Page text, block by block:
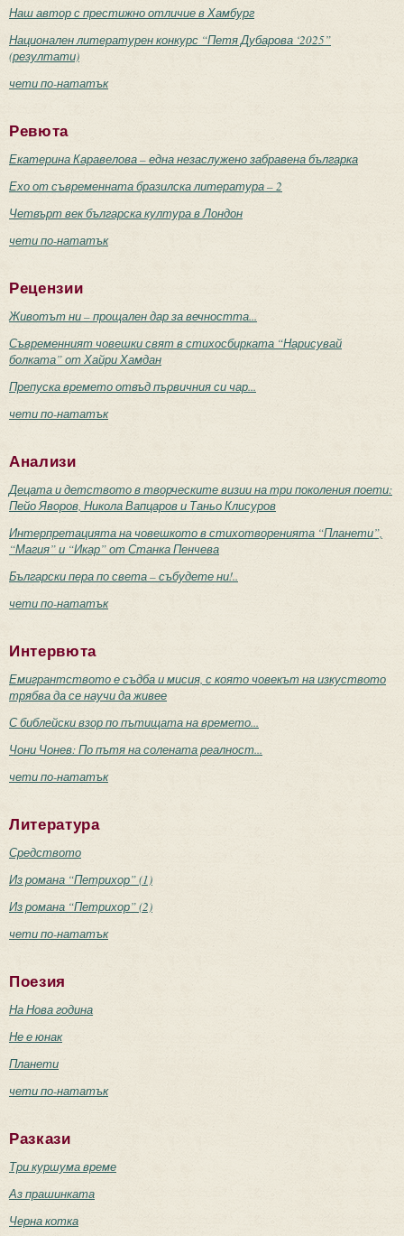
Наш автор с престижно отличие в Хамбург
Национален литературен конкурс “Петя Дубарова ‘2025”
(резултати)
чети по-нататък
Ревюта
Екатерина Каравелова – една незаслужено забравена българка
Ехо от съвременната бразилска литература – 2
Четвърт век българска култура в Лондон
чети по-нататък
Рецензии
Животът ни – прощален дар за вечността...
Съвременният човешки свят в стихосбирката “Нарисувай
болката” от Хайри Хамдан
Препуска времето отвъд първичния си чар...
чети по-нататък
Анализи
Децата и детството в творческите визии на три поколения поети:
Пейо Яворов, Никола Вапцаров и Таньо Клисуров
Интерпретацията на човешкото в стихотворенията “Планети”,
“Магия” и “Икар” от Станка Пенчева
Български пера по света – събудете ни!..
чети по-нататък
Интервюта
Емигрантството е съдба и мисия, с която човекът на изкуството
трябва да се научи да живее
С библейски взор по пътищата на времето...
Чони Чонев: По пътя на солената реалност...
чети по-нататък
Литература
Средството
Из романа “Петрихор” (1)
Из романа “Петрихор” (2)
чети по-нататък
Поезия
На Нова година
Не е юнак
Планети
чети по-нататък
Разкази
Три куршума време
Аз прашинката
Черна котка